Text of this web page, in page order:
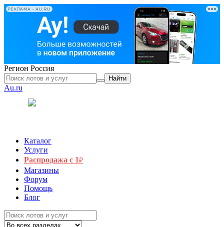
РЕКЛАМА • AU.RU
Регион Россия
Найти
Au.ru
Каталог
Услуги
Распродажа с 1₽
Магазины
Форум
Помощь
Блог